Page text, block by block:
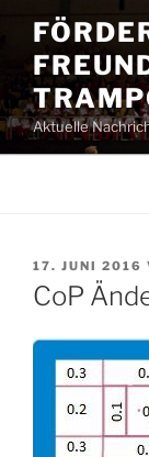
Inhalt
springen
Aktuelle
AM
17. JUNI 2016
CoP